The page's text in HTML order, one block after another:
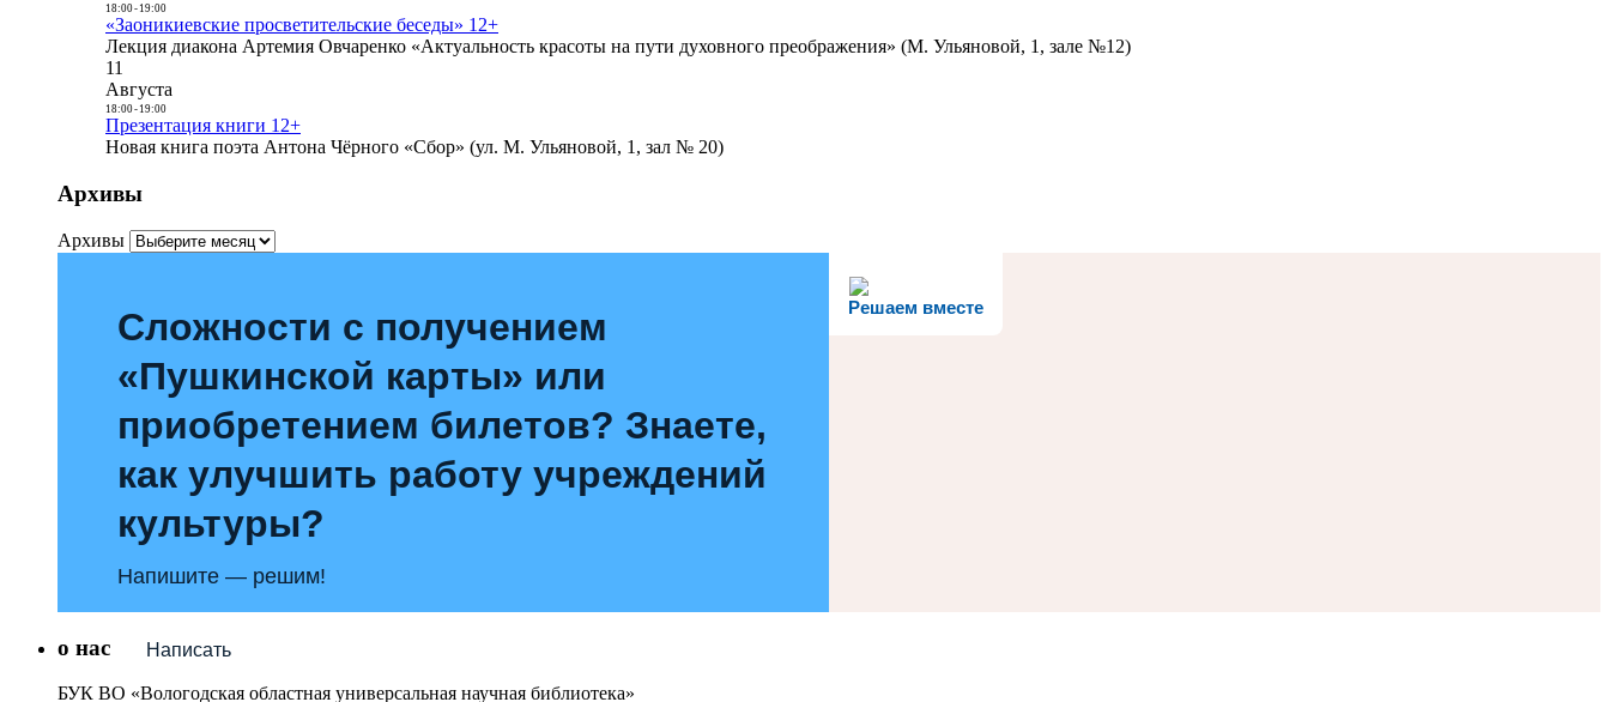
18:00- 19:00
«Заоникиевские просветительские беседы» 12+
Лекция диакона Артемия Овчаренко «Актуальность красоты на пути духовного преображения» (М. Ульяновой, 1, зале №12)
11
Августа
18:00- 19:00
Презентация книги 12+
Новая книга поэта Антона Чёрного «Сбор» (ул. М. Ульяновой, 1, зал № 20)
Архивы
Архивы
Решаем вместе
Сложности с получением
«Пушкинской карты» или
приобретением билетов? Знаете,
как улучшить работу учреждений
культуры?
Напишите — решим!
Написать
о нас
БУК ВО «Вологодская областная универсальная научная библиотека»